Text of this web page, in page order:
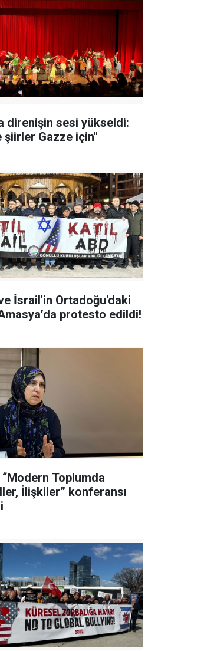
direnişin sesi yükseldi:
şiirler Gazze için"
İsrail'in Ortadoğu'daki
zulümleri Amasya’da protesto edildi!
“Modern Toplumda
İlişkiler” konferansı